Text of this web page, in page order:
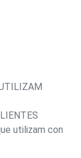
utilizam